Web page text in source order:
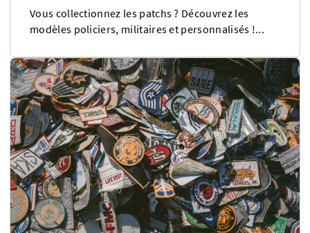
Vous collectionnez les patchs ? Découvrez les
modèles policiers, militaires et personnalisés !...